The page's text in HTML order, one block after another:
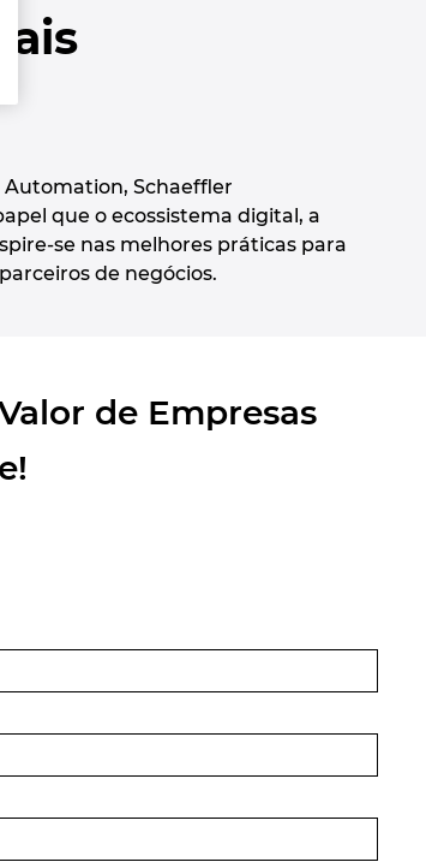
Schaeffler
que o ecossistema digital, a
se nas melhores práticas para
de negócios.
de Empresas